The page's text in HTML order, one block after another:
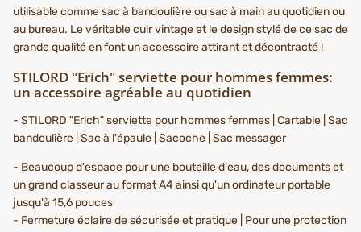
utilisable comme sac à bandoulière ou sac à main au quotidien ou
au bureau. Le véritable cuir vintage et le design stylé de ce sac de
grande qualité en font un accessoire attirant et décontracté !
STILORD "Erich" serviette pour hommes femmes:
un accessoire agréable au quotidien
- STILORD "Erich" serviette pour hommes femmes | Cartable | Sac
bandoulière | Sac à l'épaule | Sacoche | Sac messager
- Beaucoup d'espace pour une bouteille d'eau, des documents et
un grand classeur au format A4 ainsi qu'un ordinateur portable
jusqu'à 15,6 pouces
- Fermeture éclaire de sécurisée et pratique | Pour une protection